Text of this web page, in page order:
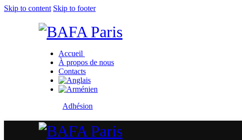
Skip to content Skip to footer
Accueil
À propos de nous
Contacts
Adhésion